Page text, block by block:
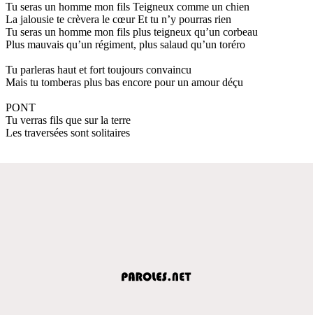
Tu seras un homme mon fils Teigneux comme un chien
La jalousie te crèvera le cœur Et tu n’y pourras rien
Tu seras un homme mon fils plus teigneux qu’un corbeau
Plus mauvais qu’un régiment, plus salaud qu’un toréro
Tu parleras haut et fort toujours convaincu
Mais tu tomberas plus bas encore pour un amour déçu
PONT
Tu verras fils que sur la terre
Les traversées sont solitaires